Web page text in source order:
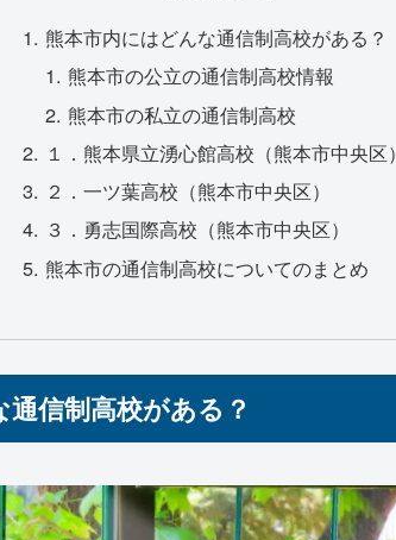
熊本市内にはどんな通信制高校がある？
熊本市の公立の通信制高校情報
熊本市の私立の通信制高校
１．熊本県立湧心館高校（熊本市中央区）
２．一ツ葉高校（熊本市中央区）
３．勇志国際高校（熊本市中央区）
熊本市の通信制高校についてのまとめ
信制高校がある？